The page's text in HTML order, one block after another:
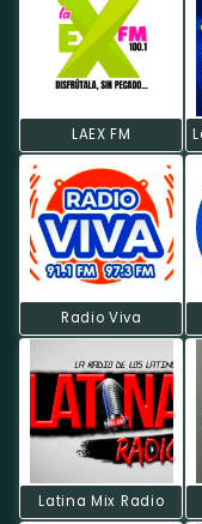
LAEX FM
Radio Viva
Latina Mix Radio